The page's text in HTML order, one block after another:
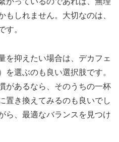
もしれません。大切なのは、
す。
を抑えたい場合は、デカフェ
を選ぶのも良い選択肢です。
があるなら、そのうちの一杯
置き換えてみるのも良いでし
ら、最適なバランスを見つけ